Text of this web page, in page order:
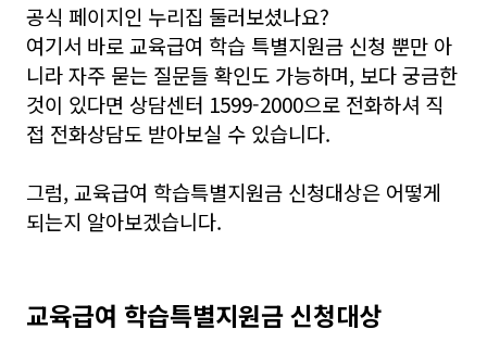
공식 페이지인 누리집 둘러보셨나요?
여기서 바로 교육급여 학습 특별지원금 신청 뿐만 아
니라 자주 묻는 질문들 확인도 가능하며, 보다 궁금한
것이 있다면 상담센터 1599-2000으로 전화하셔 직
접 전화상담도 받아보실 수 있습니다.
그럼, 교육급여 학습특별지원금 신청대상은 어떻게
되는지 알아보겠습니다.
교육급여 학습특별지원금 신청대상